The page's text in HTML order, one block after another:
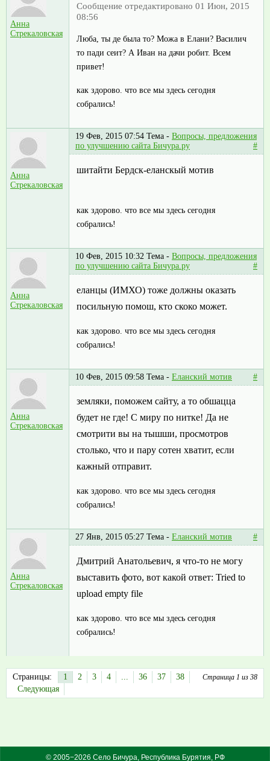
Анна
Стрекаловская
Сообщение отредактировано 01 Июн, 2015
08:56
Люба, ты де была то? Можа в Елани? Василич
то пади сеит? А Иван на дачи робит. Всем
привет!
как здорово. что все мы здесь сегодня
собрались!
Анна
Стрекаловская
19 Фев, 2015 07:54 Тема - Вопросы, предложения
по улучшению сайта Бичура.ру
#
шитайти Бердск-еланскый мотив
как здорово. что все мы здесь сегодня
собрались!
Анна
Стрекаловская
10 Фев, 2015 10:32 Тема - Вопросы, предложения
по улучшению сайта Бичура.ру
#
еланцы (ИМХО) тоже должны оказать
посильную помош, кто скоко может.
как здорово. что все мы здесь сегодня
собрались!
Анна
Стрекаловская
10 Фев, 2015 09:58 Тема - Еланский мотив #
земляки, поможем сайту, а то обшацца
будет не где! С миру по нитке! Да не
смотрити вы на тышши, просмотров
столько, что и пару сотен хватит, если
кажный отправит.
как здорово. что все мы здесь сегодня
собрались!
Анна
Стрекаловская
27 Янв, 2015 05:27 Тема - Еланский мотив #
Дмитрий Анатольевич, я что-то не могу
выставить фото, вот какой ответ: Tried to
upload empty file
как здорово. что все мы здесь сегодня
собрались!
Страница 1 из 38
Страницы: 1 2 3 4 36 37
38
Следующая
© 2005−2026 Село Бичура, Республика Бурятия, РФ